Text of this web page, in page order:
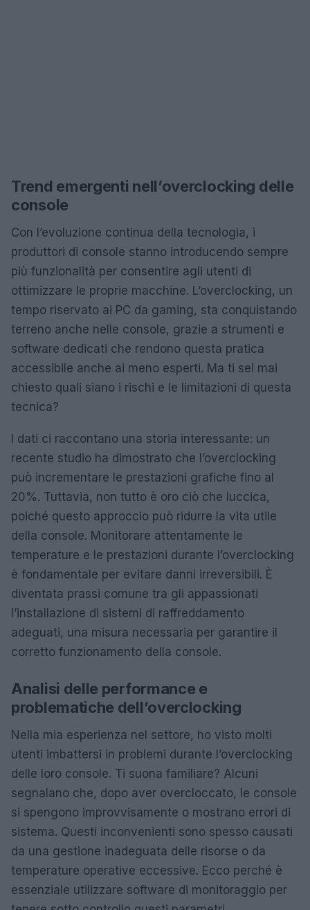
Trend emergenti nell’overclocking delle
console
Con l’evoluzione continua della tecnologia, i
produttori di console stanno introducendo sempre
più funzionalità per consentire agli utenti di
ottimizzare le proprie macchine. L’overclocking, un
tempo riservato ai PC da gaming, sta conquistando
terreno anche nelle console, grazie a strumenti e
software dedicati che rendono questa pratica
accessibile anche ai meno esperti. Ma ti sei mai
chiesto quali siano i rischi e le limitazioni di questa
tecnica?
I dati ci raccontano una storia interessante: un
recente studio ha dimostrato che l’overclocking
può incrementare le prestazioni grafiche fino al
20%. Tuttavia, non tutto è oro ciò che luccica,
poiché questo approccio può ridurre la vita utile
della console. Monitorare attentamente le
temperature e le prestazioni durante l’overclocking
è fondamentale per evitare danni irreversibili. È
diventata prassi comune tra gli appassionati
l’installazione di sistemi di raffreddamento
adeguati, una misura necessaria per garantire il
corretto funzionamento della console.
Analisi delle performance e
problematiche dell’overclocking
Nella mia esperienza nel settore, ho visto molti
utenti imbattersi in problemi durante l’overclocking
delle loro console. Ti suona familiare? Alcuni
segnalano che, dopo aver overcloccato, le console
si spengono improvvisamente o mostrano errori di
sistema. Questi inconvenienti sono spesso causati
da una gestione inadeguata delle risorse o da
temperature operative eccessive. Ecco perché è
essenziale utilizzare software di monitoraggio per